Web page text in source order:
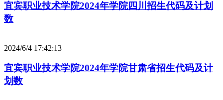
宜宾职业技术学院2024年学院四川招生代码及计划
数
2024/6/4 17:42:13
宜宾职业技术学院2024年学院甘肃省招生代码及计
划数